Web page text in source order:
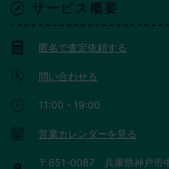
サービス概要
匿名で査定依頼する
問い合わせる
11:00 - 19:00
営業カレンダーを見る
〒651-0087 兵庫県神戸市